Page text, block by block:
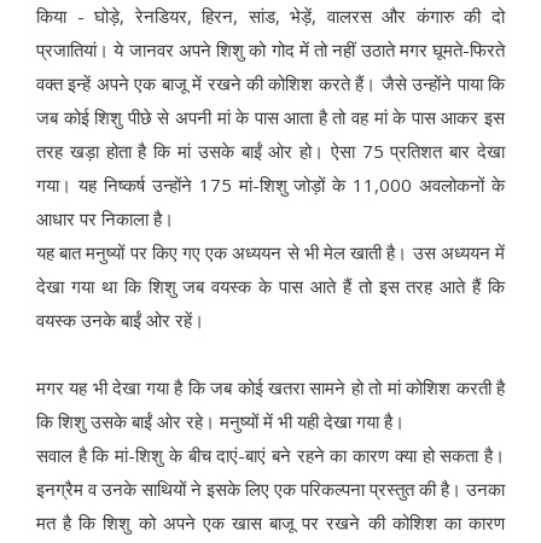
किया - घोड़े, रेनडियर, हिरन, सांड, भेड़ें, वालरस और कंगारु की दो
प्रजातियां। ये जानवर अपने शिशु को गोद में तो नहीं उठाते मगर घूमते-फिरते
वक्त इन्हें अपने एक बाजू में रखने की कोशिश करते हैं। जैसे उन्होंने पाया कि
जब कोई शिशु पीछे से अपनी मां के पास आता है तो वह मां के पास आकर इस
तरह खड़ा होता है कि मां उसके बाईं ओर हो। ऐसा 75 प्रतिशत बार देखा
गया। यह निष्कर्ष उन्होंने 175 मां-शिशु जोड़ों के 11,000 अवलोकनों के
आधार पर निकाला है।
यह बात मनुष्यों पर किए गए एक अध्ययन से भी मेल खाती है। उस अध्ययन में
देखा गया था कि शिशु जब वयस्क के पास आते हैं तो इस तरह आते हैं कि
वयस्क उनके बाईं ओर रहें।
मगर यह भी देखा गया है कि जब कोई खतरा सामने हो तो मां कोशिश करती है
कि शिशु उसके बाईं ओर रहे। मनुष्यों में भी यही देखा गया है।
सवाल है कि मां-शिशु के बीच दाएं-बाएं बने रहने का कारण क्या हो सकता है।
इनग्रैम व उनके साथियों ने इसके लिए एक परिकल्पना प्रस्तुत की है। उनका
मत है कि शिशु को अपने एक खास बाजू पर रखने की कोशिश का कारण